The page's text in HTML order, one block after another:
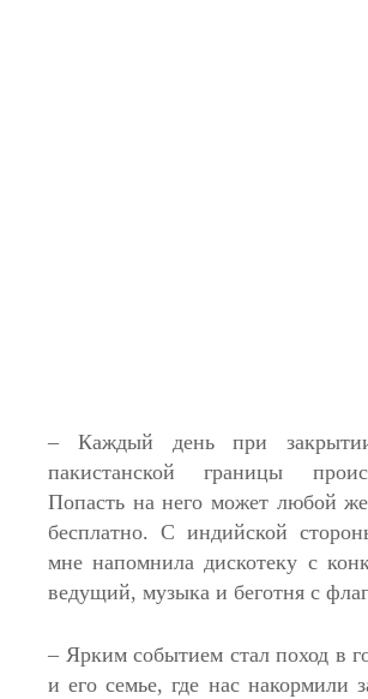
– Каждый день при
пакистанской границы
Попасть на него может любой
бесплатно. С индийской
мне напомнила дискотеку с
ведущий, музыка и беготня с
– Ярким событием стал поход в
и его семье, где нас накормили